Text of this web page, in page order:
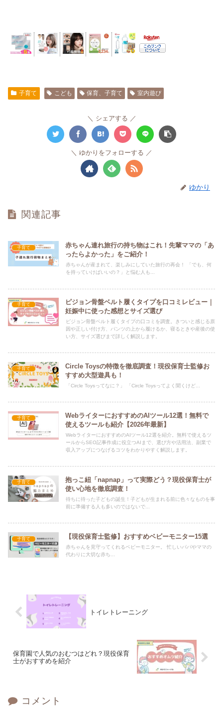
子育て こども 保育、子育て 室内遊び
シェアする
ゆかりをフォローする
ゆかり
関連記事
子育て
赤ちゃん連れ旅行の持ち物はこれ！先輩ママの「あ
ったらよかった」をご紹介！
赤ちゃんが産まれて、楽しみにしていた旅行の再会！ 「でも、何
を持っていけばいいの？」と悩む人も...
子育て
ピジョン骨盤ベルト履くタイプを口コミレビュー｜
妊娠中に使った感想とサイズ選び
ピジョン骨盤ベルト履くタイプの口コミを調査。きついと感じる原
因や正しい付け方、パンツの上から履けるか、寝るときや産後の使
い方、サイズ選びまで詳しく解説します。
子育て
Circle Toysの特徴を徹底調査！現役保育士監修お
すすめ大型遊具も！
「Circle Toysってなに？」 「Circle Toysってよく聞くけど...
子育て
WebライターにおすすめのAIツール12選！無料で
使えるツールも紹介【2026年最新】
WebライターにおすすめのAIツール12選を紹介。無料で使えるツ
ールからSEO記事作成に役立つAIまで、選び方や活用法、副業で
収入アップにつなげるコツをわかりやすく解説します。
子育て
抱っこ紐「napnap」って実際どう？現役保育士が
使い心地を徹底調査！
待ちに待った子どもの誕生！子どもが生まれる前に色々なものを事
前に準備する人も多いのではないで...
子育て 【現役保育士監修】おすすめベビーモニター15選
赤ちゃんを見守ってくれるベビーモニター。 忙しいパパやママの
代わりに大切な赤ち...
トイレトレーニング
保育園で人気のおむつはどれ？現役保育
士がおすすめを紹介
コメント